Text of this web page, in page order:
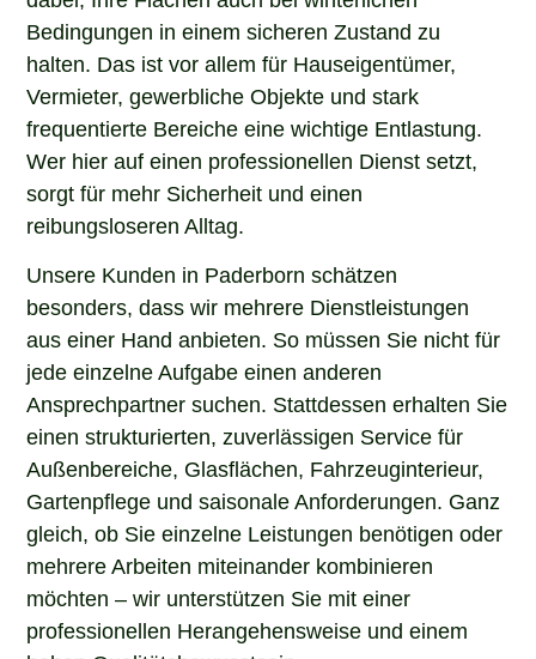
Bedingungen in einem sicheren Zustand zu
halten. Das ist vor allem für Hauseigentümer,
Vermieter, gewerbliche Objekte und stark
frequentierte Bereiche eine wichtige Entlastung.
Wer hier auf einen professionellen Dienst setzt,
sorgt für mehr Sicherheit und einen
reibungsloseren Alltag.
Unsere Kunden in Paderborn schätzen
besonders, dass wir mehrere Dienstleistungen
aus einer Hand anbieten. So müssen Sie nicht für
jede einzelne Aufgabe einen anderen
Ansprechpartner suchen. Stattdessen erhalten Sie
einen strukturierten, zuverlässigen Service für
Außenbereiche, Glasflächen, Fahrzeuginterieur,
Gartenpflege und saisonale Anforderungen. Ganz
gleich, ob Sie einzelne Leistungen benötigen oder
mehrere Arbeiten miteinander kombinieren
möchten – wir unterstützen Sie mit einer
professionellen Herangehensweise und einem